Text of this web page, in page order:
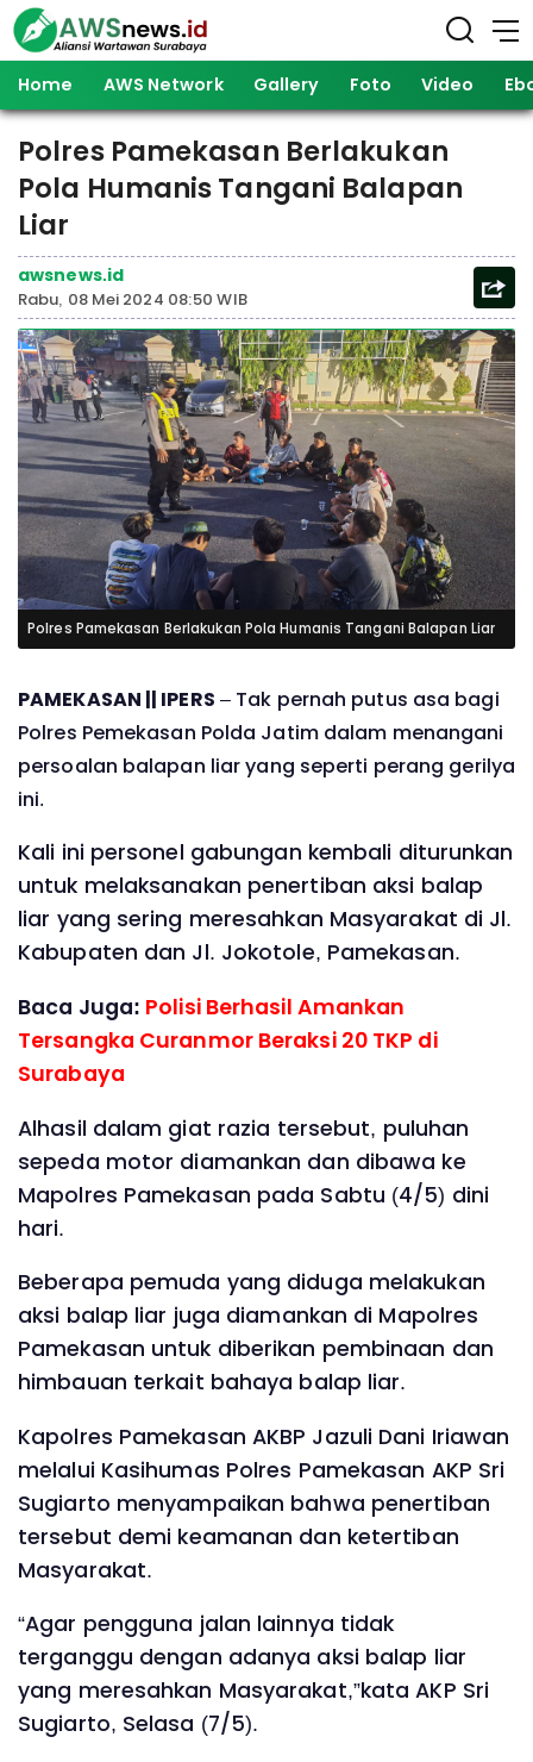
Home AWS Network Gallery Foto Video
Polres Pamekasan Berlakukan
Pola Humanis Tangani Balapan
Liar
awsnews.id
Rabu, 08 Mei 2024 08:50 WIB
Polres Pamekasan Berlakukan Pola Humanis Tangani Balapan Liar
PAMEKASAN || IPERS – Tak pernah putus asa bagi
Polres Pemekasan Polda Jatim dalam menangani
persoalan balapan liar yang seperti perang gerilya
ini.
Kali ini personel gabungan kembali diturunkan
untuk melaksanakan penertiban aksi balap
liar yang sering meresahkan Masyarakat di Jl.
Kabupaten dan Jl. Jokotole, Pamekasan.
Baca Juga: Polisi Berhasil Amankan
Tersangka Curanmor Beraksi 20 TKP di
Surabaya
Alhasil dalam giat razia tersebut, puluhan
sepeda motor diamankan dan dibawa ke
Mapolres Pamekasan pada Sabtu (4/5) dini
hari.
Beberapa pemuda yang diduga melakukan
aksi balap liar juga diamankan di Mapolres
Pamekasan untuk diberikan pembinaan dan
himbauan terkait bahaya balap liar.
Kapolres Pamekasan AKBP Jazuli Dani Iriawan
melalui Kasihumas Polres Pamekasan AKP Sri
Sugiarto menyampaikan bahwa penertiban
tersebut demi keamanan dan ketertiban
Masyarakat.
“Agar pengguna jalan lainnya tidak
terganggu dengan adanya aksi balap liar
yang meresahkan Masyarakat,”kata AKP Sri
Sugiarto, Selasa (7/5).